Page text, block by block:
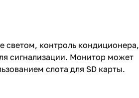
контроль кондиционера,
сигнализации. Монитор может
слота для SD карты.